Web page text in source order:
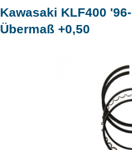
Kawasaki KLF400
Übermaß +0,50